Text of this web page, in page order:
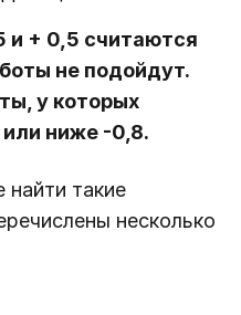
и + 0,5 считаются
не подойдут.
у которых
ниже -0,8.
найти такие
несколько